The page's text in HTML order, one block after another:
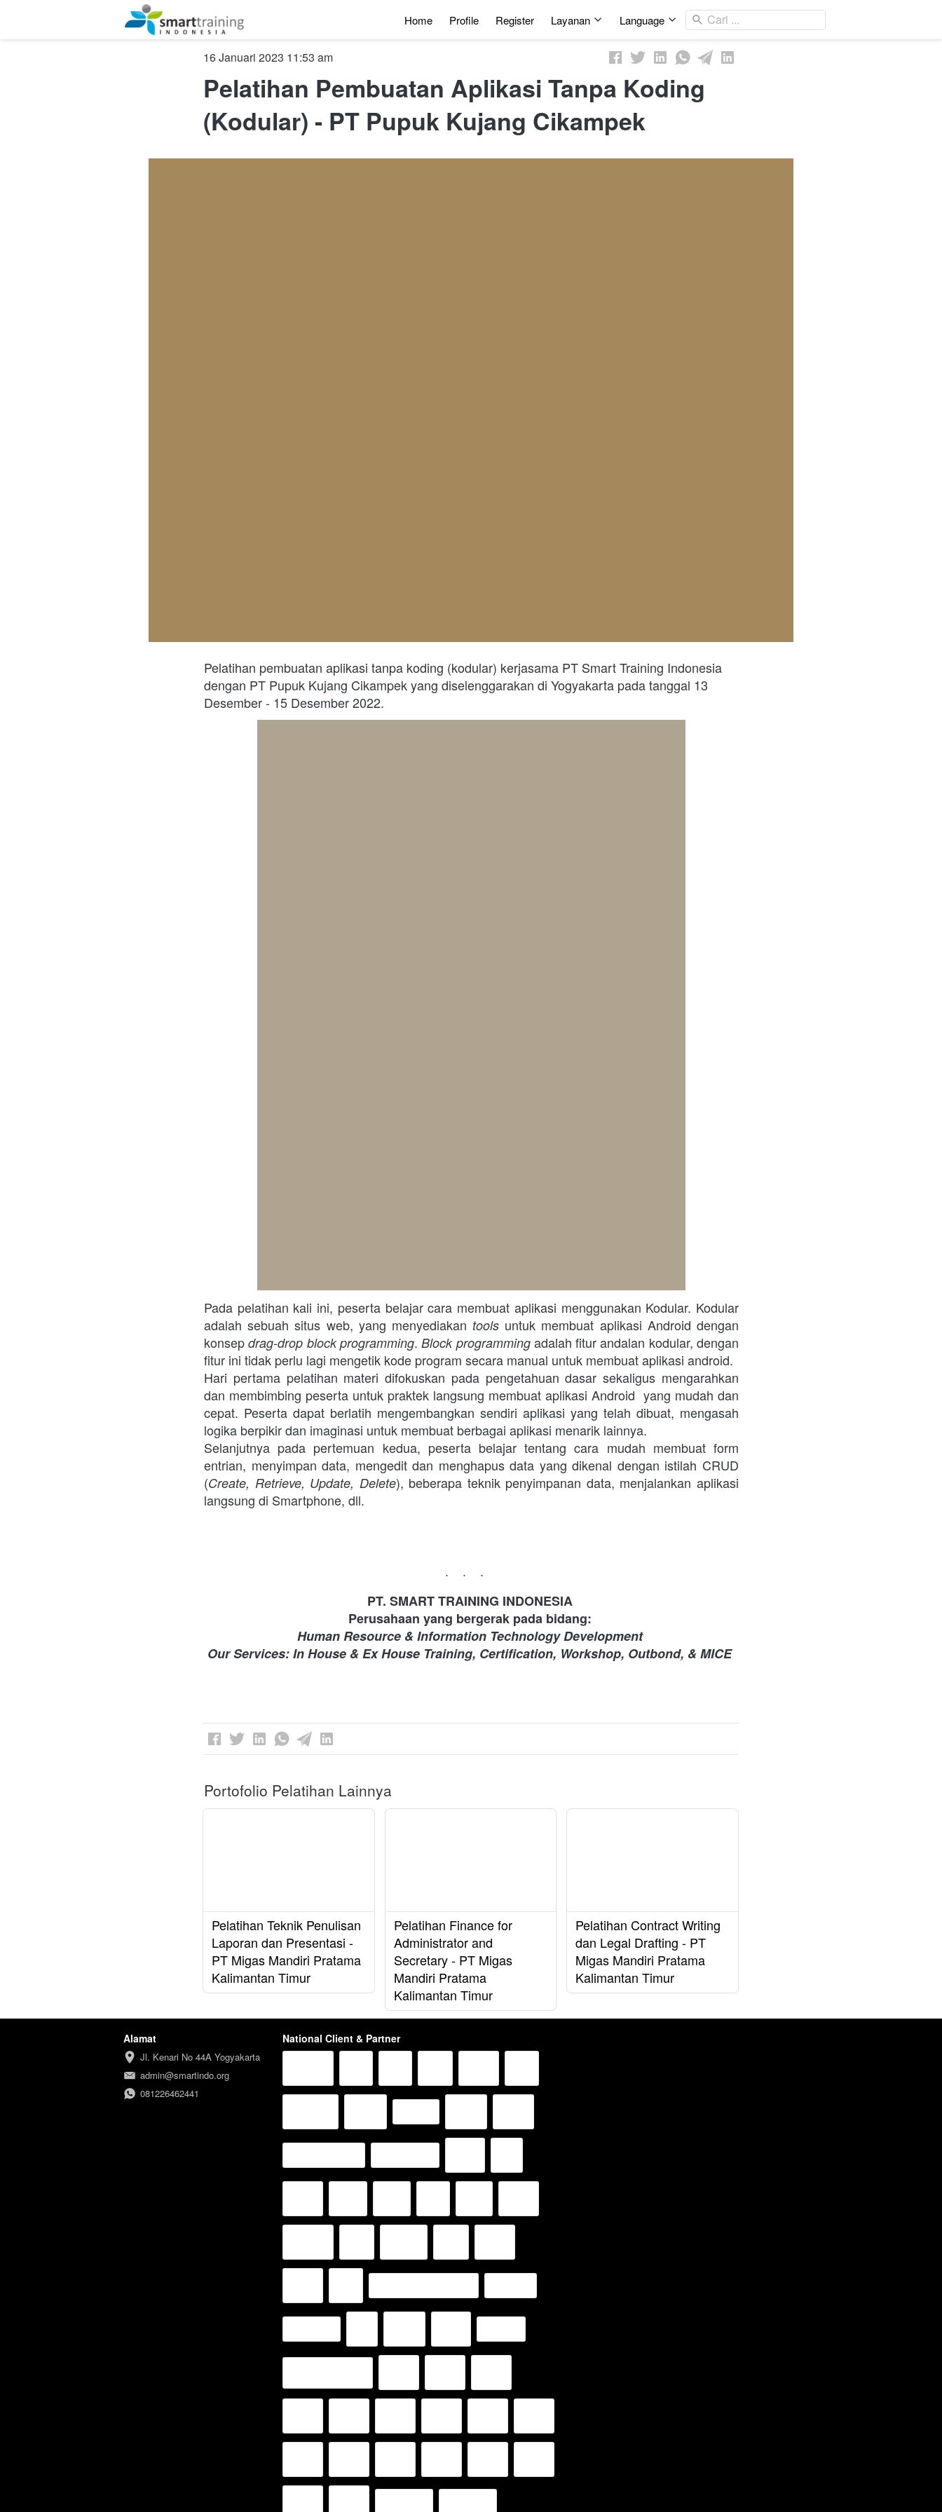
Home Profile Register Layanan Language Cari ...
January 16, 2023, 4:53 am
Pelatihan Pembuatan Aplikasi Tanpa Koding
(Kodular) - PT Pupuk Kujang Cikampek
Pelatihan pembuatan aplikasi tanpa koding (kodular) kerjasama PT Smart Training Indonesia
dengan PT Pupuk Kujang Cikampek yang diselenggarakan di Yogyakarta pada tanggal 13
Desember - 15 Desember 2022.
Pada pelatihan kali ini, peserta belajar cara membuat aplikasi menggunakan Kodular. Kodular
adalah sebuah situs web, yang menyediakan tools untuk membuat aplikasi Android dengan
konsep drag-drop block programming. Block programming adalah fitur andalan kodular, dengan
fitur ini tidak perlu lagi mengetik kode program secara manual untuk membuat aplikasi android.
Hari pertama pelatihan materi difokuskan pada pengetahuan dasar sekaligus mengarahkan
dan membimbing peserta untuk praktek langsung membuat aplikasi Android  yang mudah dan
cepat. Peserta dapat berlatih mengembangkan sendiri aplikasi yang telah dibuat, mengasah
logika berpikir dan imaginasi untuk membuat berbagai aplikasi menarik lainnya.
Selanjutnya pada pertemuan kedua, peserta belajar tentang cara mudah membuat form
entrian, menyimpan data, mengedit dan menghapus data yang dikenal dengan istilah CRUD
(Create, Retrieve, Update, Delete), beberapa teknik penyimpanan data, menjalankan aplikasi
langsung di Smartphone, dll.
...
PT. SMART TRAINING INDONESIA
Perusahaan yang bergerak pada bidang:
Human Resource & Information Technology Development
Our Services: In House & Ex House Training, Certification, Workshop, Outbond, & MICE
Portofolio Pelatihan Lainnya
Pelatihan Teknik Penulisan
Laporan dan Presentasi -
PT Migas Mandiri Pratama
Kalimantan Timur
Pelatihan Finance for
Administrator and
Secretary - PT Migas
Mandiri Pratama
Kalimantan Timur
Pelatihan Contract Writing
dan Legal Drafting - PT
Migas Mandiri Pratama
Kalimantan Timur
Alamat
Jl. Kenari No 44A Yogyakarta
admin@smartindo.org
081226462441
National Client & Partner